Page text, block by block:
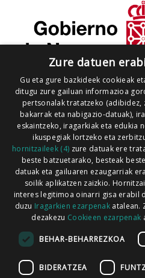
Zure datuen
Gu eta gure bazkideek cookieak
ditugu zure gailuan informazioa
pertsonalak tratatzeko (adibidez,
bakarrak eta nabigazio-datuak),
eskaintzeko, iragarkiak eta edukia
ikuspegiak lortzeko eta
hornitzaileek (4) zure datuak ere
beste batzuetarako, besteak
datuak eta gailuaren ezaugarriak
soilik aplikatzen zaizkio.
interes legitimoa oinarri gisa erabil
duzu Iragarkien ezarpenak atalean.
dezakezu Cookieen ezarpenak
BEHAR-BEHARREZKOA
BIDERATZEA